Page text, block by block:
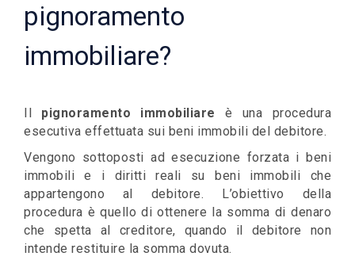
pignoramento
immobiliare?
pignoramento immobiliare
è una procedura
esecutiva effettuata sui beni immobili del debitore.
Vengono sottoposti ad esecuzione forzata i beni
immobili e i diritti reali su beni immobili che
appartengono al debitore. L’obiettivo della
procedura è quello di ottenere la somma di denaro
che spetta al creditore, quando il debitore non
intende restituire la somma dovuta.